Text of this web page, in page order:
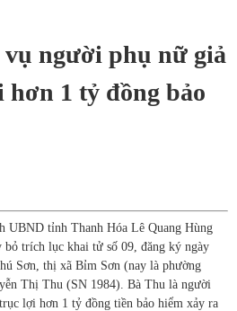
người phụ nữ giả
hơn 1 tỷ đồng bảo
UBND tỉnh Thanh Hóa Lê Quang Hùng
trích lục khai tử số 09, đăng ký ngày
Sơn, thị xã Bỉm Sơn (nay là phường
Thị Thu (SN 1984). Bà Thu là người
lợi hơn 1 tỷ đồng tiền bảo hiểm xảy ra